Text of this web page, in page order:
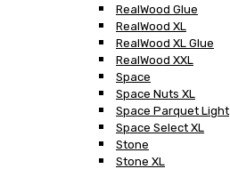
RealWood Glue
RealWood XL
RealWood XL Glue
RealWood XXL
Space
Space Nuts XL
Space Parquet Light
Space Select XL
Stone
Stone XL